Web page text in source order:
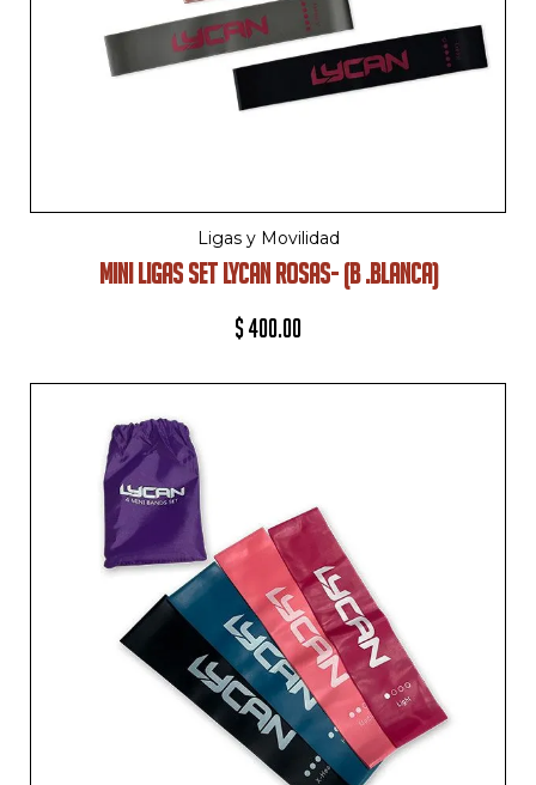
Ligas y Movilidad
MINI LIGAS SET LYCAN ROSAS- (B .BLANCA)
$400.00